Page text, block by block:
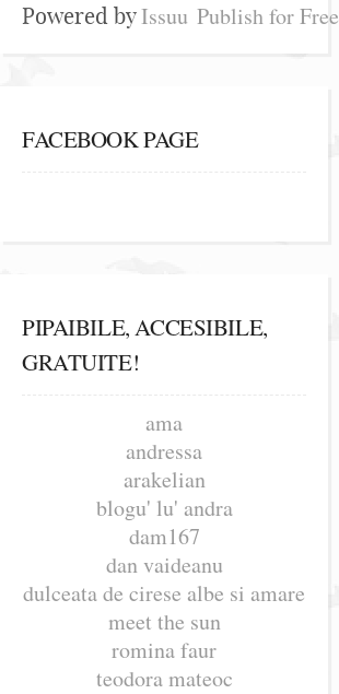
Powered byIssuu Publish for Free
FACEBOOK PAGE
PIPAIBILE, ACCESIBILE,
GRATUITE!
ama
andressa
arakelian
blogu' lu' andra
dam167
dan vaideanu
dulceata de cirese albe si amare
meet the sun
romina faur
teodora mateoc